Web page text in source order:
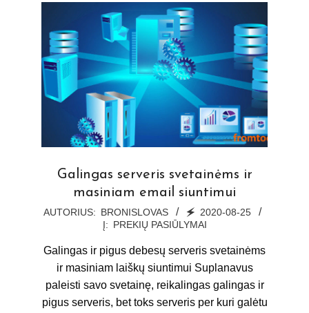
Galingas serveris svetainėms ir
masiniam email siuntimui
2020-
25
AUTORIUS: BRONISLOVAS 🗲 2020-08-25
Į: PREKIŲ PASIŪLYMAI
Galingas ir pigus debesų serveris svetainėms
ir masiniam laiškų siuntimui Suplanavus
paleisti savo svetainę, reikalingas galingas ir
pigus serveris, bet toks serveris per kuri galėtu